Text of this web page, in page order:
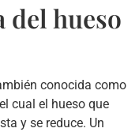
del hueso
conocida como
cual el hueso que
y se reduce. Un